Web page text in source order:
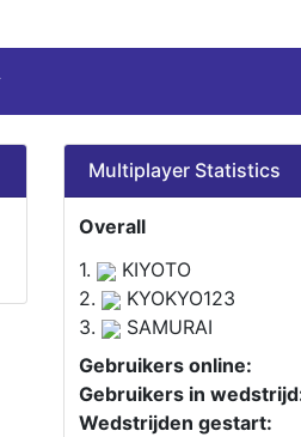
Multiplayer Statistics
Overall
1.
KIYOTO
2.
KYOKYO123
3.
SAMURAI
Gebruikers online:
Gebruikers in
Wedstrijden gestart: